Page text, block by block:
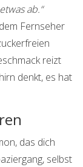
ab.“
Fernseher
reizt
denkt, es hat
das dich
selbst